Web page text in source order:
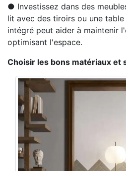
● Investissez dans des
lit avec des tiroirs ou une
intégré peut aider à maintenir
optimisant l'espace.
Choisir les bons matériaux et